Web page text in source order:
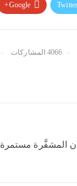
Twitter
Google+
4066 المشاركات
المشفَّرة